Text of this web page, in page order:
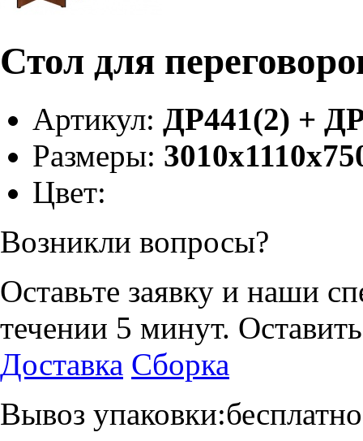
Стол для
Артикул: ДР441(2) +
Размеры:
Цвет:
Возникли вопросы?
Оставьте заявку и наши
течении 5 минут.
Доставка Сборка
Вывоз упаковки:бесплатно